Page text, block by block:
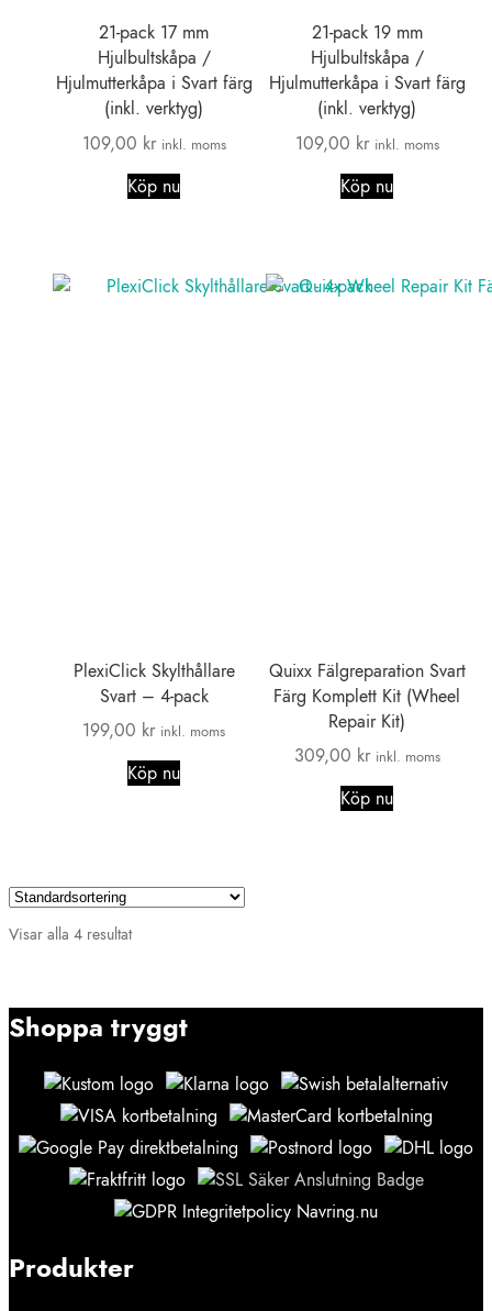
21-pack 17 mm
Hjulbultskåpa /
Hjulmutterkåpa i Svart färg
(inkl. verktyg)
109,00 kr inkl. moms
Köp nu
21-pack 19 mm
Hjulbultskåpa /
Hjulmutterkåpa i Svart färg
(inkl. verktyg)
109,00 kr inkl. moms
Köp nu
PlexiClick Skylthållare
Svart – 4-pack
199,00 kr inkl. moms
Köp nu
Quixx Fälgreparation Svart
Färg Komplett Kit (Wheel
Repair Kit)
309,00 kr inkl. moms
Köp nu
Visar alla 4 resultat
Shoppa tryggt
Produkter